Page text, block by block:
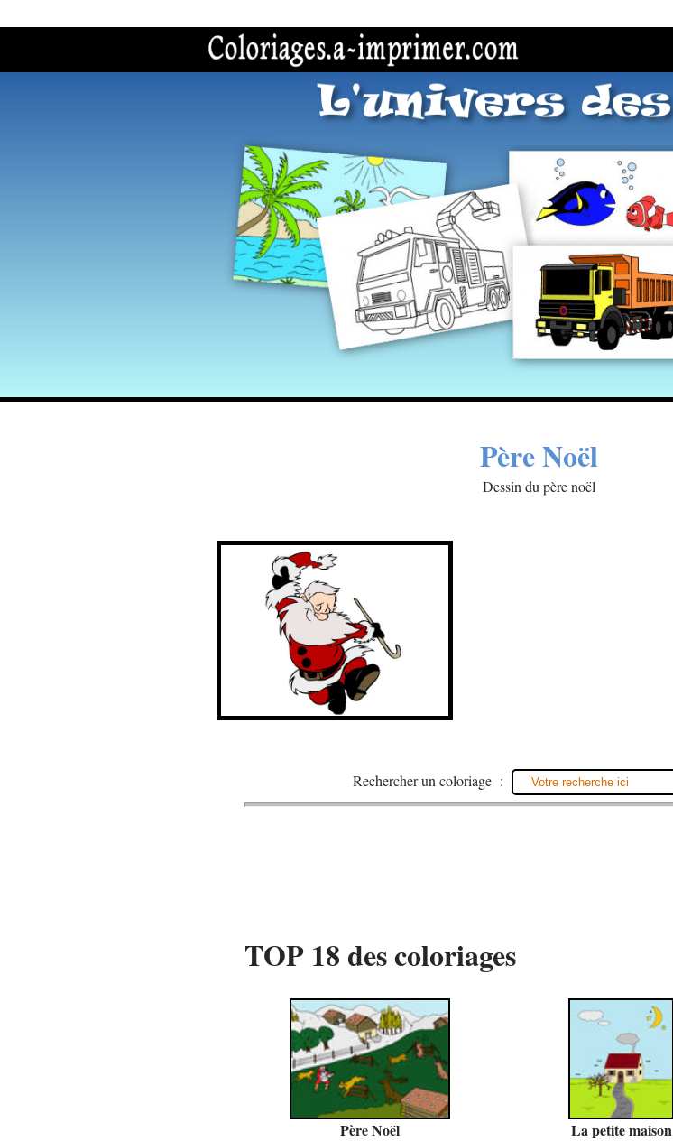
Père Noël
Dessin du père noël
Rechercher un coloriage :
TOP 18 des coloriages
Père Noël La petite maison